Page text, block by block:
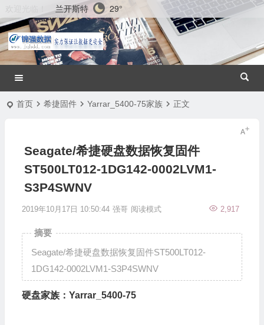
兰开斯特 29°
首页 希捷固件 Yarrar_5400-75家族 正文
Seagate/希捷硬盘数据恢复固件
ST500LT012-1DG142-0002LVM1-
S3P4SWNV
2019年10月17日 10:50:44 强哥 2,917
阅读模式
摘要
Seagate/希捷硬盘数据恢复固件ST500LT012-
1DG142-0002LVM1-S3P4SWNV
硬盘家族：Yarrar_5400-75